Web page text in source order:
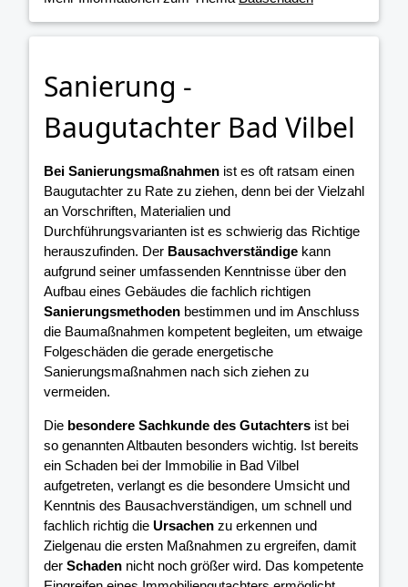
Sanierung -
Baugutachter Bad Vilbel
Bei Sanierungsmaßnahmen ist es oft ratsam einen
Baugutachter zu Rate zu ziehen, denn bei der Vielzahl
an Vorschriften, Materialien und
Durchführungsvarianten ist es schwierig das Richtige
herauszufinden. Der Bausachverständige kann
aufgrund seiner umfassenden Kenntnisse über den
Aufbau eines Gebäudes die fachlich richtigen
Sanierungsmethoden bestimmen und im Anschluss
die Baumaßnahmen kompetent begleiten, um etwaige
Folgeschäden die gerade energetische
Sanierungsmaßnahmen nach sich ziehen zu
vermeiden.
Die besondere Sachkunde des Gutachters ist bei
so genannten Altbauten besonders wichtig. Ist bereits
ein Schaden bei der Immobilie in Bad Vilbel
aufgetreten, verlangt es die besondere Umsicht und
Kenntnis des Bausachverständigen, um schnell und
fachlich richtig die Ursachen zu erkennen und
Zielgenau die ersten Maßnahmen zu ergreifen, damit
der Schaden nicht noch größer wird. Das kompetente